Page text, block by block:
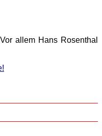
allem Hans Rosenthal